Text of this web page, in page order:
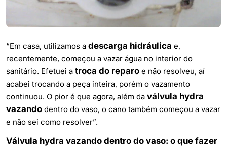
“Em casa, utilizamos a descarga hidráulica e,
recentemente, começou a vazar água no interior do
sanitário. Efetuei a troca do reparo e não resolveu, aí
acabei trocando a peça inteira, porém o vazamento
continuou. O pior é que agora, além da válvula hydra
vazando dentro do vaso, o cano também começou a vazar
e não sei como resolver”.
Válvula hydra vazando dentro do vaso: o que fazer